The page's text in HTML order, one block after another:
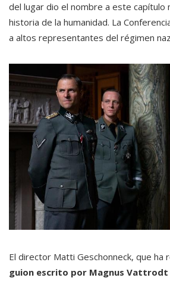
del lugar dio el nombre a este capítulo
historia de la humanidad. La
a altos representantes del régimen
El director Matti Geschonneck, que ha
guion escrito por Magnus Vattrodt